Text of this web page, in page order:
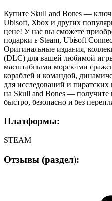
Купите Skull and Bones — ключ
Ubisoft, Xbox и других
цене! У нас вы сможете
подарки в Steam, Ubisoft
Оригинальные издания,
(DLC) для вашей любимой
масштабными морскими
кораблей и командой,
для исследований и
на Skull and Bones —
быстро, безопасно и без
Платформы:
STEAM
Отзывы (раздел):